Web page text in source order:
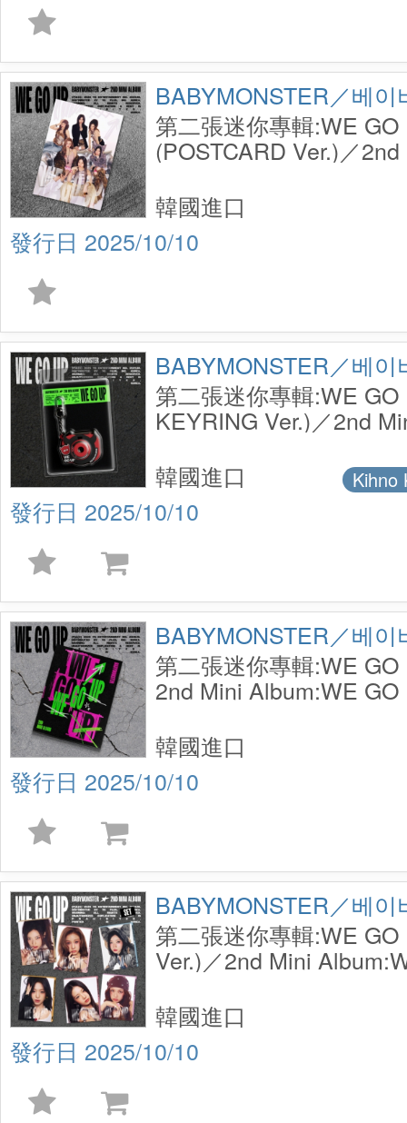
BABYMONSTER／베이
第二張迷你專輯:WE GO
(POSTCARD Ver.)／
2025/10/10
韓國進口
BABYMONSTER／베이
第二張迷你專輯:WE
KEYRING Ver.)／2nd
2025/10/10
韓國進口
BABYMONSTER／베이
第二張迷你專輯:WE
2nd Mini Album:WE GO
2025/10/10
韓國進口
BABYMONSTER／베이
第二張迷你專輯:WE GO
Ver.)／2nd Mini
2025/10/10
韓國進口